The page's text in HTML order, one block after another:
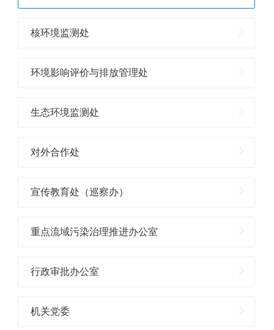
核环境监测处
环境影响评价与排放管理处
生态环境监测处
对外合作处
宣传教育处（巡察办）
重点流域污染治理推进办公室
行政审批办公室
机关党委